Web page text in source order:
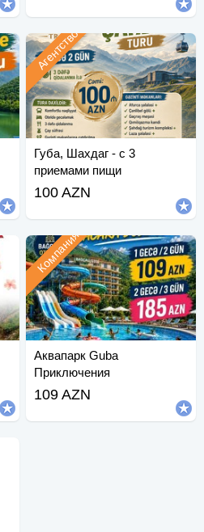
Губа, Шахдаг - с 3
приемами пищи
Агентство
100 AZN
Аквапарк Guba
Приключения
Компания
109 AZN